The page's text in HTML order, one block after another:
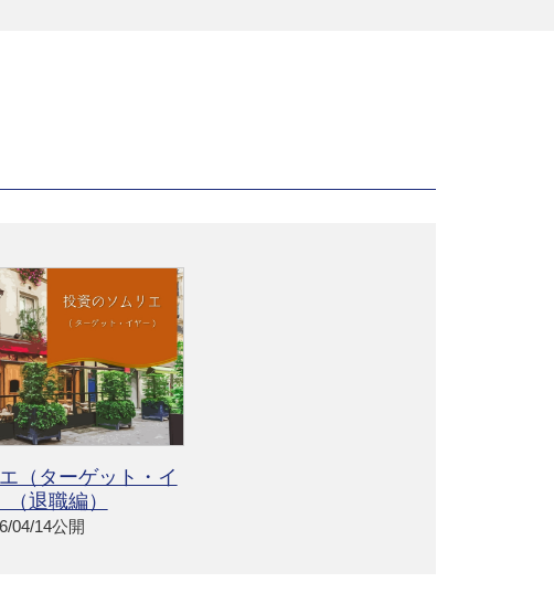
（ターゲット・イ
（退職編）
04/14公開